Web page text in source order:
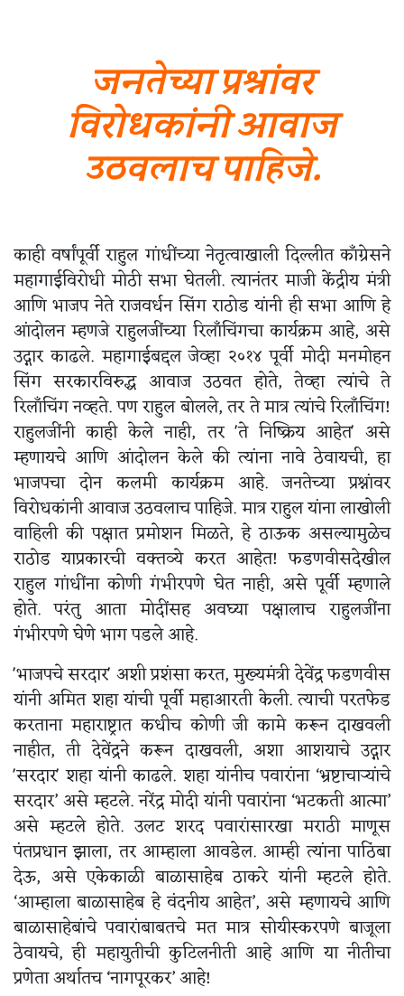
जनतेच्या प्रश्नांवर
विरोधकांनी आवाज
उठवलाच पाहिजे.
काही वर्षांपूर्वी राहुल गांधींच्या नेतृत्वाखाली दिल्लीत काँग्रेसने
महागाईविरोधी मोठी सभा घेतली. त्यानंतर माजी केंद्रीय मंत्री
आणि भाजप नेते राजवर्धन सिंग राठोड यांनी ही सभा आणि हे
आंदोलन म्हणजे राहुलजींच्या रिलाँचिंगचा कार्यक्रम आहे, असे
उद्गार काढले. महागाईबद्दल जेव्हा २०१४ पूर्वी मोदी मनमोहन
सिंग सरकारविरुद्ध आवाज उठवत होते, तेव्हा त्यांचे ते
रिलाँचिंग नव्हते. पण राहुल बोलले, तर ते मात्र त्यांचे रिलाँचिंग!
राहुलजींनी काही केले नाही, तर 'ते निष्क्रिय आहेत' असे
म्हणायचे आणि आंदोलन केले की त्यांना नावे ठेवायची, हा
भाजपचा दोन कलमी कार्यक्रम आहे. जनतेच्या प्रश्नांवर
विरोधकांनी आवाज उठवलाच पाहिजे. मात्र राहुल यांना लाखोली
वाहिली की पक्षात प्रमोशन मिळते, हे ठाऊक असल्यामुळेच
राठोड याप्रकारची वक्तव्ये करत आहेत! फडणवीसदेखील
राहुल गांधींना कोणी गंभीरपणे घेत नाही, असे पूर्वी म्हणाले
होते. परंतु आता मोदींसह अवघ्या पक्षालाच राहुलजींना
गंभीरपणे घेणे भाग पडले आहे.
'भाजपचे सरदार' अशी प्रशंसा करत, मुख्यमंत्री देवेंद्र फडणवीस
यांनी अमित शहा यांची पूर्वी महाआरती केली. त्याची परतफेड
करताना महाराष्ट्रात कधीच कोणी जी कामे करून दाखवली
नाहीत, ती देवेंद्रने करून दाखवली, अशा आशयाचे उद्गार
'सरदार' शहा यांनी काढले. शहा यांनीच पवारांना ‘भ्रष्टाचाऱ्यांचे
सरदार’ असे म्हटले. नरेंद्र मोदी यांनी पवारांना ‘भटकती आत्मा’
असे म्हटले होते. उलट शरद पवारांसारखा मराठी माणूस
पंतप्रधान झाला, तर आम्हाला आवडेल. आम्ही त्यांना पाठिंबा
देऊ, असे एकेकाळी बाळासाहेब ठाकरे यांनी म्हटले होते.
‘आम्हाला बाळासाहेब हे वंदनीय आहेत’, असे म्हणायचे आणि
बाळासाहेबांचे पवारांबाबतचे मत मात्र सोयीस्करपणे बाजूला
ठेवायचे, ही महायुतीची कुटिलनीती आहे आणि या नीतीचा
प्रणेता अर्थातच ‘नागपूरकर’ आहे!